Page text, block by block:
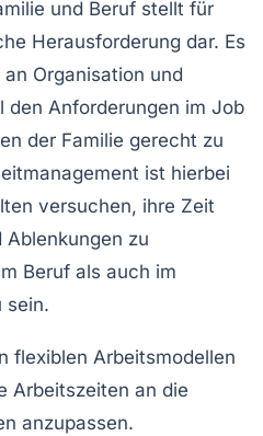
und Beruf stellt für
Herausforderung dar. Es
Organisation und
den Anforderungen im Job
der Familie gerecht zu
ist hierbei
versuchen, ihre Zeit
zu
Beruf als auch im
sein.
flexiblen Arbeitsmodellen
Arbeitszeiten an die
anzupassen.